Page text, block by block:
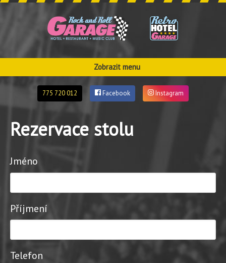
Zobrazit menu
775 720 012 Facebook Instagram
Rezervace stolu
Jméno
Příjmení
Telefon